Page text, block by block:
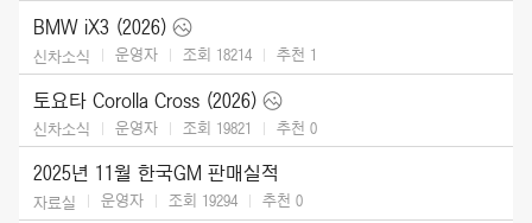
BMW iX3 (2026)
신차소식 운영자 조회 18214 추천 1
토요타 Corolla Cross (2026)
신차소식 운영자 조회 19821 추천 0
2025년 11월 한국GM 판매실적
자료실 운영자 조회 19294 추천 0